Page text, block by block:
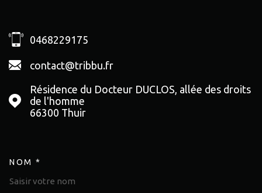
0468229175
contact@tribbu.fr
Résidence du Docteur DUCLOS, allée des droits
de l'homme
66300
Thuir
NOM *